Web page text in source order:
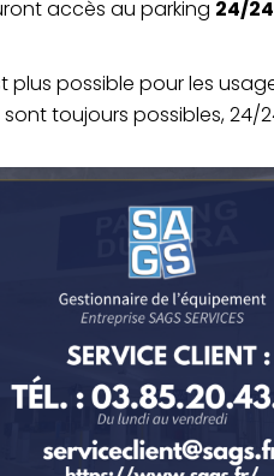
accès au parking 24/
plus possible pour les
toujours possibles, 24/